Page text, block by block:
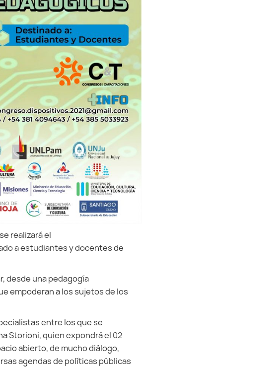
realizará el
a estudiantes y docentes de
desde una pedagogía
empoderan a los sujetos de los
entre los que se
Storioni, quien expondrá el 02
abierto, de mucho diálogo,
agendas de políticas públicas